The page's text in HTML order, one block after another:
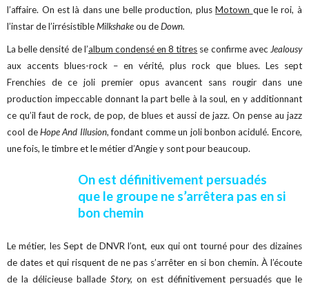
l’affaire. On est là dans une belle production, plusMotown que le roi, à
l’instar de l’irrésistibleMilkshakeou deDown.
La belle densité de l’album condensé en 8 titres se confirme avec Jealousy
aux accents blues-rock – en vérité, plus rock que blues. Les sept
Frenchies de ce joli premier opus avancent sans rougir dans une
production impeccable donnant la part belle à la soul, en y additionnant
ce qu’il faut de rock, de pop, de blues et aussi de jazz. On pense au jazz
cool deHope And Illusion, fondant comme un joli bonbon acidulé. Encore,
une fois, le timbre et le métier d’Angie y sont pour beaucoup.
On est définitivement persuadés
que le groupe ne s’arrêtera pas en si
bon chemin
Le métier, les Sept de DNVR l’ont, eux qui ont tourné pour des dizaines
de dates et qui risquent de ne pas s’arrêter en si bon chemin. À l’écoute
de la délicieuse balladeStory, on est définitivement persuadés que le